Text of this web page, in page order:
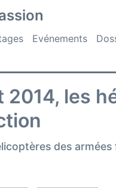
Evénements
2014, les
des armées